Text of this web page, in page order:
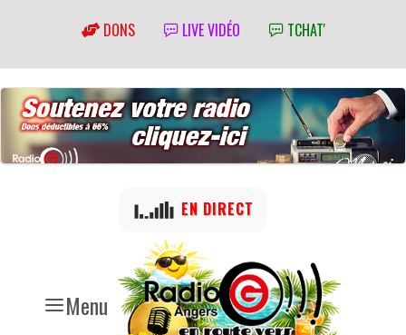
DONS LIVE VIDÉO TCHAT'
Menu
EN DIRECT